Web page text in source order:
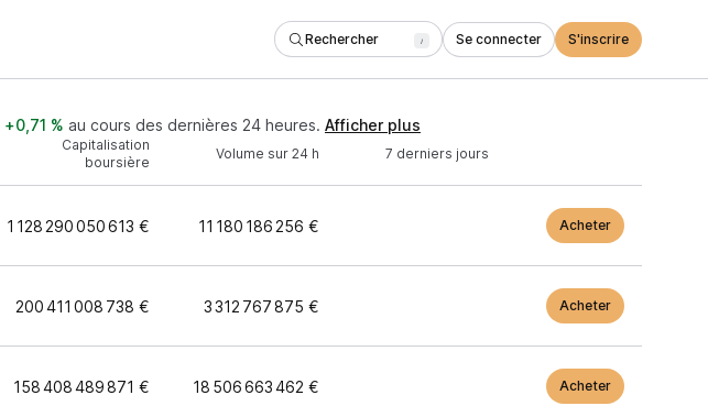
Rechercher / Se connecter S'inscrire
+0,71 % au cours des dernières 24 heures. Afficher plus
Capitalisation
boursière
Volume sur 24 h 7 derniers jours
1 128 290 050 613 € 11 180 186 256 € Acheter
200 411 008 738 € 3 312 767 875 € Acheter
158 408 489 871 € 18 506 663 462 € Acheter